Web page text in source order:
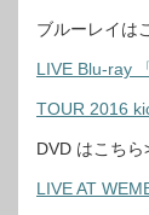
ブルーレイは
LIVE Blu-ray
TOUR 2016
DVD はこちら
LIVE AT